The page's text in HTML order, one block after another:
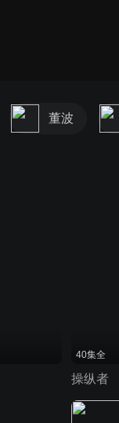
董波
40集全
操纵者